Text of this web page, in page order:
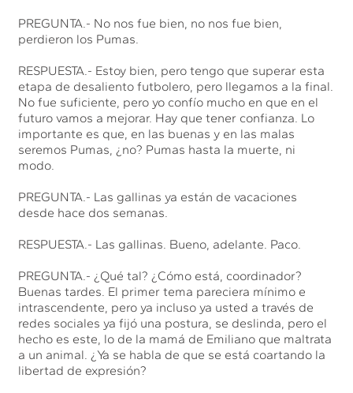
PREGUNTA.- No nos fue bien, no nos fue bien,
perdieron los Pumas.
RESPUESTA.- Estoy bien, pero tengo que superar esta
etapa de desaliento futbolero, pero llegamos a la final.
No fue suficiente, pero yo confío mucho en que en el
futuro vamos a mejorar. Hay que tener confianza. Lo
importante es que, en las buenas y en las malas
seremos Pumas, ¿no? Pumas hasta la muerte, ni
modo.
PREGUNTA.- Las gallinas ya están de vacaciones
desde hace dos semanas.
RESPUESTA.- Las gallinas. Bueno, adelante. Paco.
PREGUNTA.- ¿Qué tal? ¿Cómo está, coordinador?
Buenas tardes. El primer tema pareciera mínimo e
intrascendente, pero ya incluso ya usted a través de
redes sociales ya fijó una postura, se deslinda, pero el
hecho es este, lo de la mamá de Emiliano que maltrata
a un animal. ¿Ya se habla de que se está coartando la
libertad de expresión?